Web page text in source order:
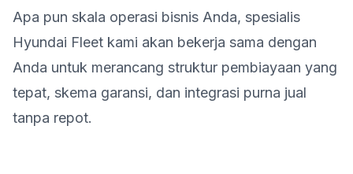
Apa pun skala operasi bisnis Anda, spesialis
Hyundai Fleet kami akan bekerja sama dengan
Anda untuk merancang struktur pembiayaan yang
tepat, skema garansi, dan integrasi purna jual
tanpa repot.